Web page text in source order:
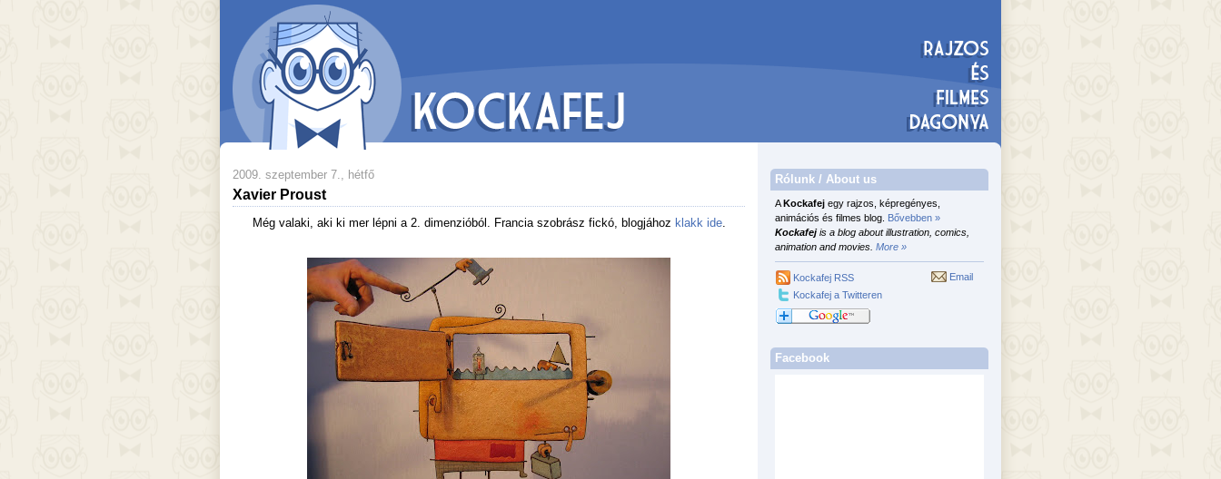
2009. szeptember 7., hétfő
Xavier Proust
Még valaki, aki ki mer lépni a 2. dimenzióból. Francia szobrász fickó, blogjához klakk ide.
Rólunk / About us
AKockafej egy rajzos, képregényes,
animációs és filmes blog. Bővebben »
Kockafejis a blog about illustration, comics,
animation and movies. More »
Kockafej RSS
Kockafej a Twitteren
Email
Facebook